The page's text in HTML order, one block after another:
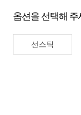
옵션을 선택해 주
선스틱